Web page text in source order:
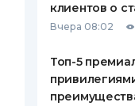
клиентов о
Вчера 08:02
Топ-5